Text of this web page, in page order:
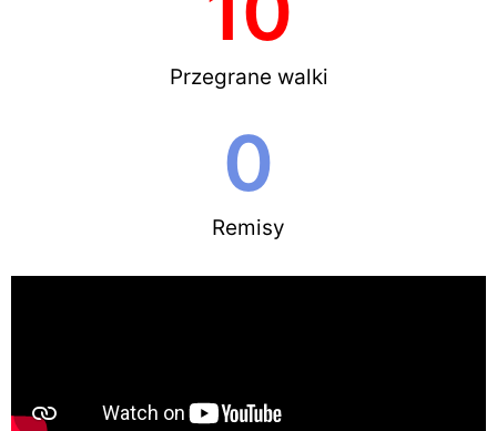
Przegrane walki
Remisy
0